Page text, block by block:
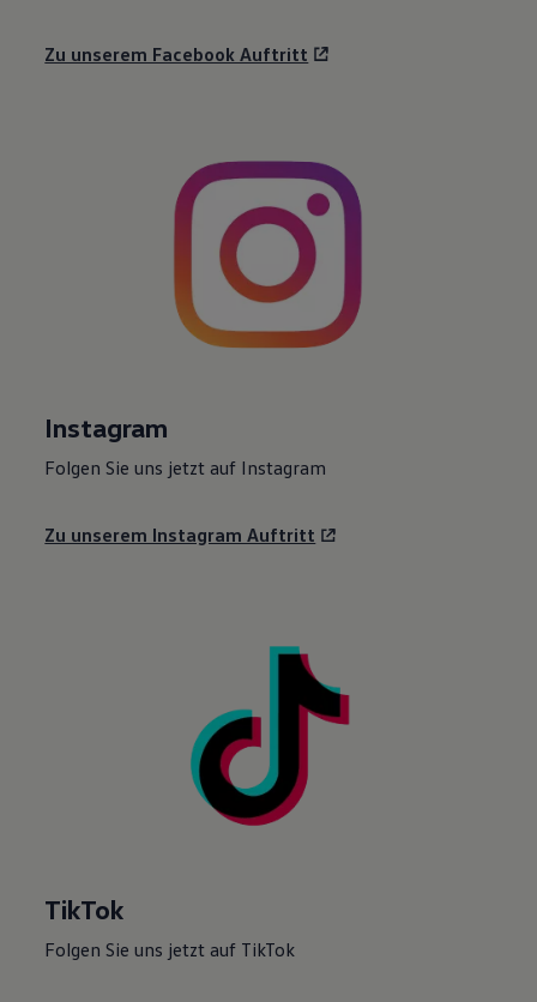
Zu unserem Facebook Auftritt
Instagram
Folgen Sie uns jetzt auf Instagram
Zu unserem Instagram Auftritt
TikTok
Folgen Sie uns jetzt auf TikTok